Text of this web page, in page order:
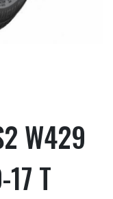
W429
T